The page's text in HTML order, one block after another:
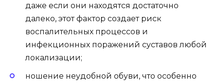
даже если они находятся достаточно
далеко, этот фактор создает риск
воспалительных процессов и
инфекционных поражений суставов любой
локализации;
ношение неудобной обуви, что особенно